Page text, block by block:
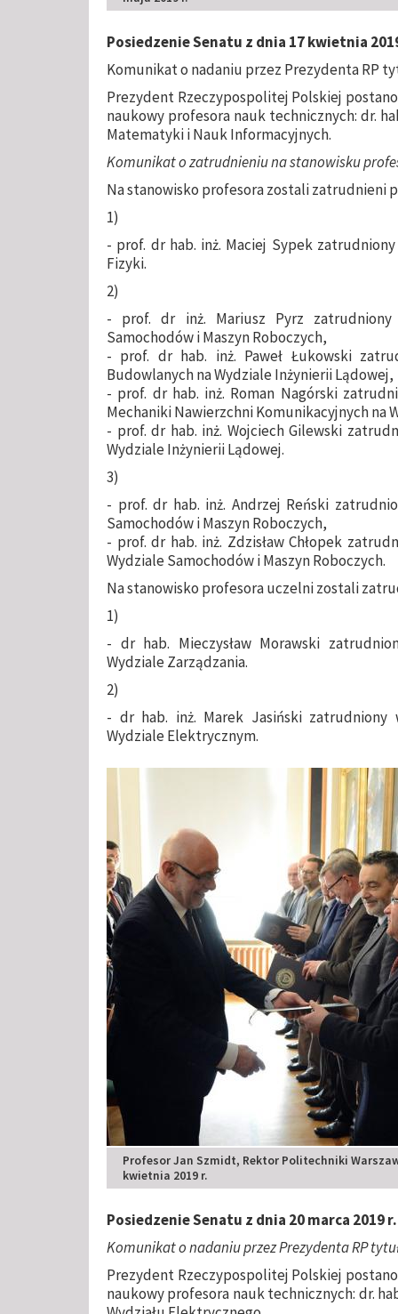
Posiedzenie Senatu z dnia 17 kwietnia
Komunikat o nadaniu przez Prezydenta RP
Prezydent Rzeczypospolitej Polskiej
naukowy profesora nauk technicznych: dr.
Matematyki i Nauk Informacyjnych.
Komunikat o zatrudnieniu na stanowisku
Na stanowisko profesora zostali zatrudnieni
1)
- prof. dr hab. inż. Maciej Sypek
Fizyki.
2)
- prof. dr inż. Mariusz Pyrz zatrudniony
Samochodów i Maszyn Roboczych,
- prof. dr hab. inż. Paweł Łukowski
Budowlanych na Wydziale Inżynierii Lądowej,
- prof. dr hab. inż. Roman Nagórski
Mechaniki Nawierzchni Komunikacyjnych na
- prof. dr hab. inż. Wojciech Gilewski
Wydziale Inżynierii Lądowej.
3)
- prof. dr hab. inż. Andrzej Reński
Samochodów i Maszyn Roboczych,
- prof. dr hab. inż. Zdzisław Chłopek
Wydziale Samochodów i Maszyn Roboczych.
Na stanowisko profesora uczelni zostali
1)
- dr hab. Mieczysław Morawski
Wydziale Zarządzania.
2)
- dr hab. inż. Marek Jasiński zatrudniony
Wydziale Elektrycznym.
Profesor Jan Szmidt, Rektor Politechniki
kwietnia 2019 r.
Posiedzenie Senatu z dnia 20 marca 2019 r.
Komunikat o nadaniu przez Prezydenta RP
Prezydent Rzeczypospolitej Polskiej
naukowy profesora nauk technicznych: dr.